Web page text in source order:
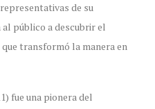
de su
público a descubrir el
transformó la manera en
fue una pionera del